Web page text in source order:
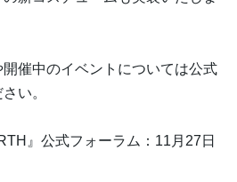
催中のイベントについては公式
い。
』公式フォーラム：11月27日